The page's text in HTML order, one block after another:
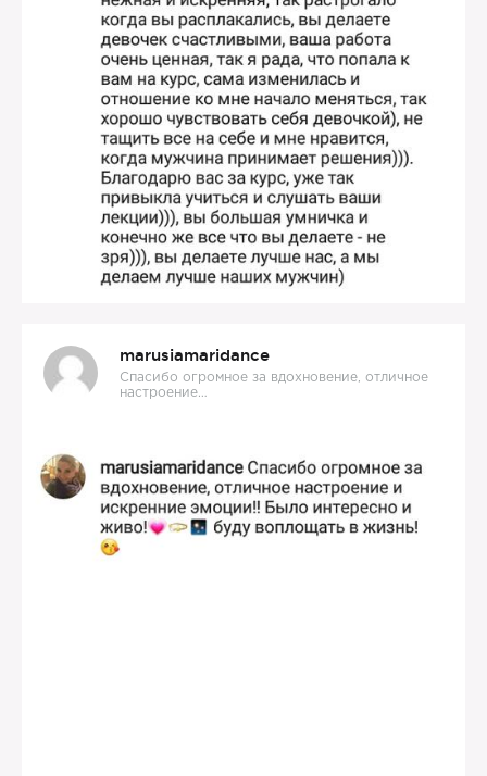
marusiamaridance
Спасибо огромное за вдохновение, отличное
настроение…